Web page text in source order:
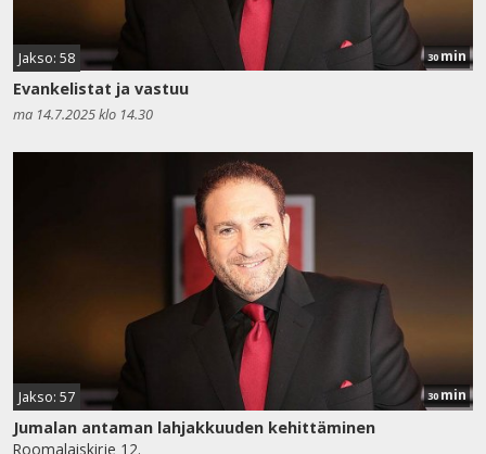
Jakso: 58 30min
Evankelistat ja vastuu
ma 14.7.2025 klo 14.30
Jakso: 57 30min
Jumalan antaman lahjakkuuden kehittäminen
Roomalaiskirje 12.